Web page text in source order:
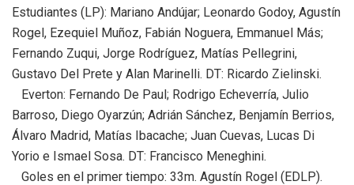
Estudiantes (LP): Mariano Andújar; Leonardo Godoy, Agustín
Rogel, Ezequiel Muñoz, Fabián Noguera, Emmanuel Más;
Fernando Zuqui, Jorge Rodríguez, Matías Pellegrini,
Gustavo Del Prete y Alan Marinelli. DT: Ricardo Zielinski.
Everton: Fernando De Paul; Rodrigo Echeverría, Julio
Barroso, Diego Oyarzún; Adrián Sánchez, Benjamín Berrios,
Álvaro Madrid, Matías Ibacache; Juan Cuevas, Lucas Di
Yorio e Ismael Sosa. DT: Francisco Meneghini.
Goles en el primer tiempo: 33m. Agustín Rogel (EDLP).